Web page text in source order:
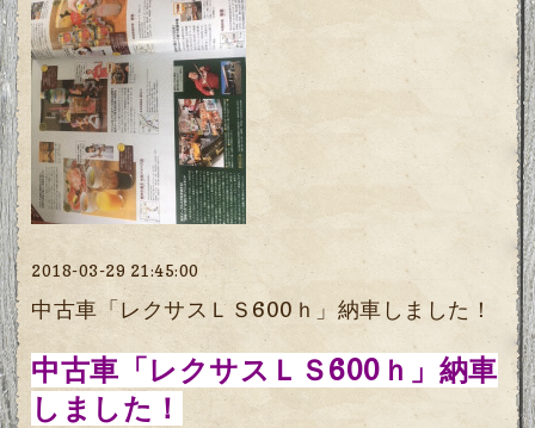
2018-03-29 21:45:00
中古車「レクサスＬＳ600ｈ」納車しました！
中古車「レクサスＬＳ600ｈ」納車
しました！